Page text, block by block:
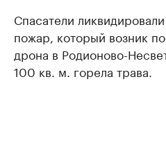
Спасатели
пожар, который возник
дрона в Родионово-
100 кв. м. горела трава.